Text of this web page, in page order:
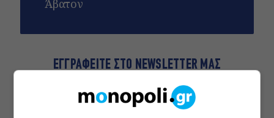
Άβατον
ΕΓΓΡΑΦΕΙΤΕ ΣΤΟ NEWSLETTER ΜΑΣ
του Monopoli.gr και ό,τι καλύτερο συμβαίνει στην πόλη!